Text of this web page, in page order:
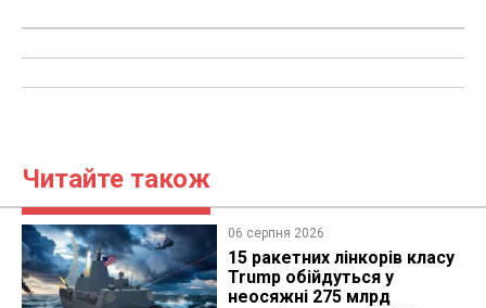
Читайте також
06 серпня 2026
15 ракетних лінкорів класу
Trump обійдуться у
неосяжні 275 млрд